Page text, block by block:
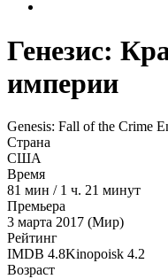
Генезис:
империи
Genesis: Fall of the Crime
Страна
США
Время
81 мин / 1 ч. 21 минут
Премьера
3 марта 2017 (Мир)
Рейтинг
IMDB 4.8Kinopoisk 4.2
Возраст